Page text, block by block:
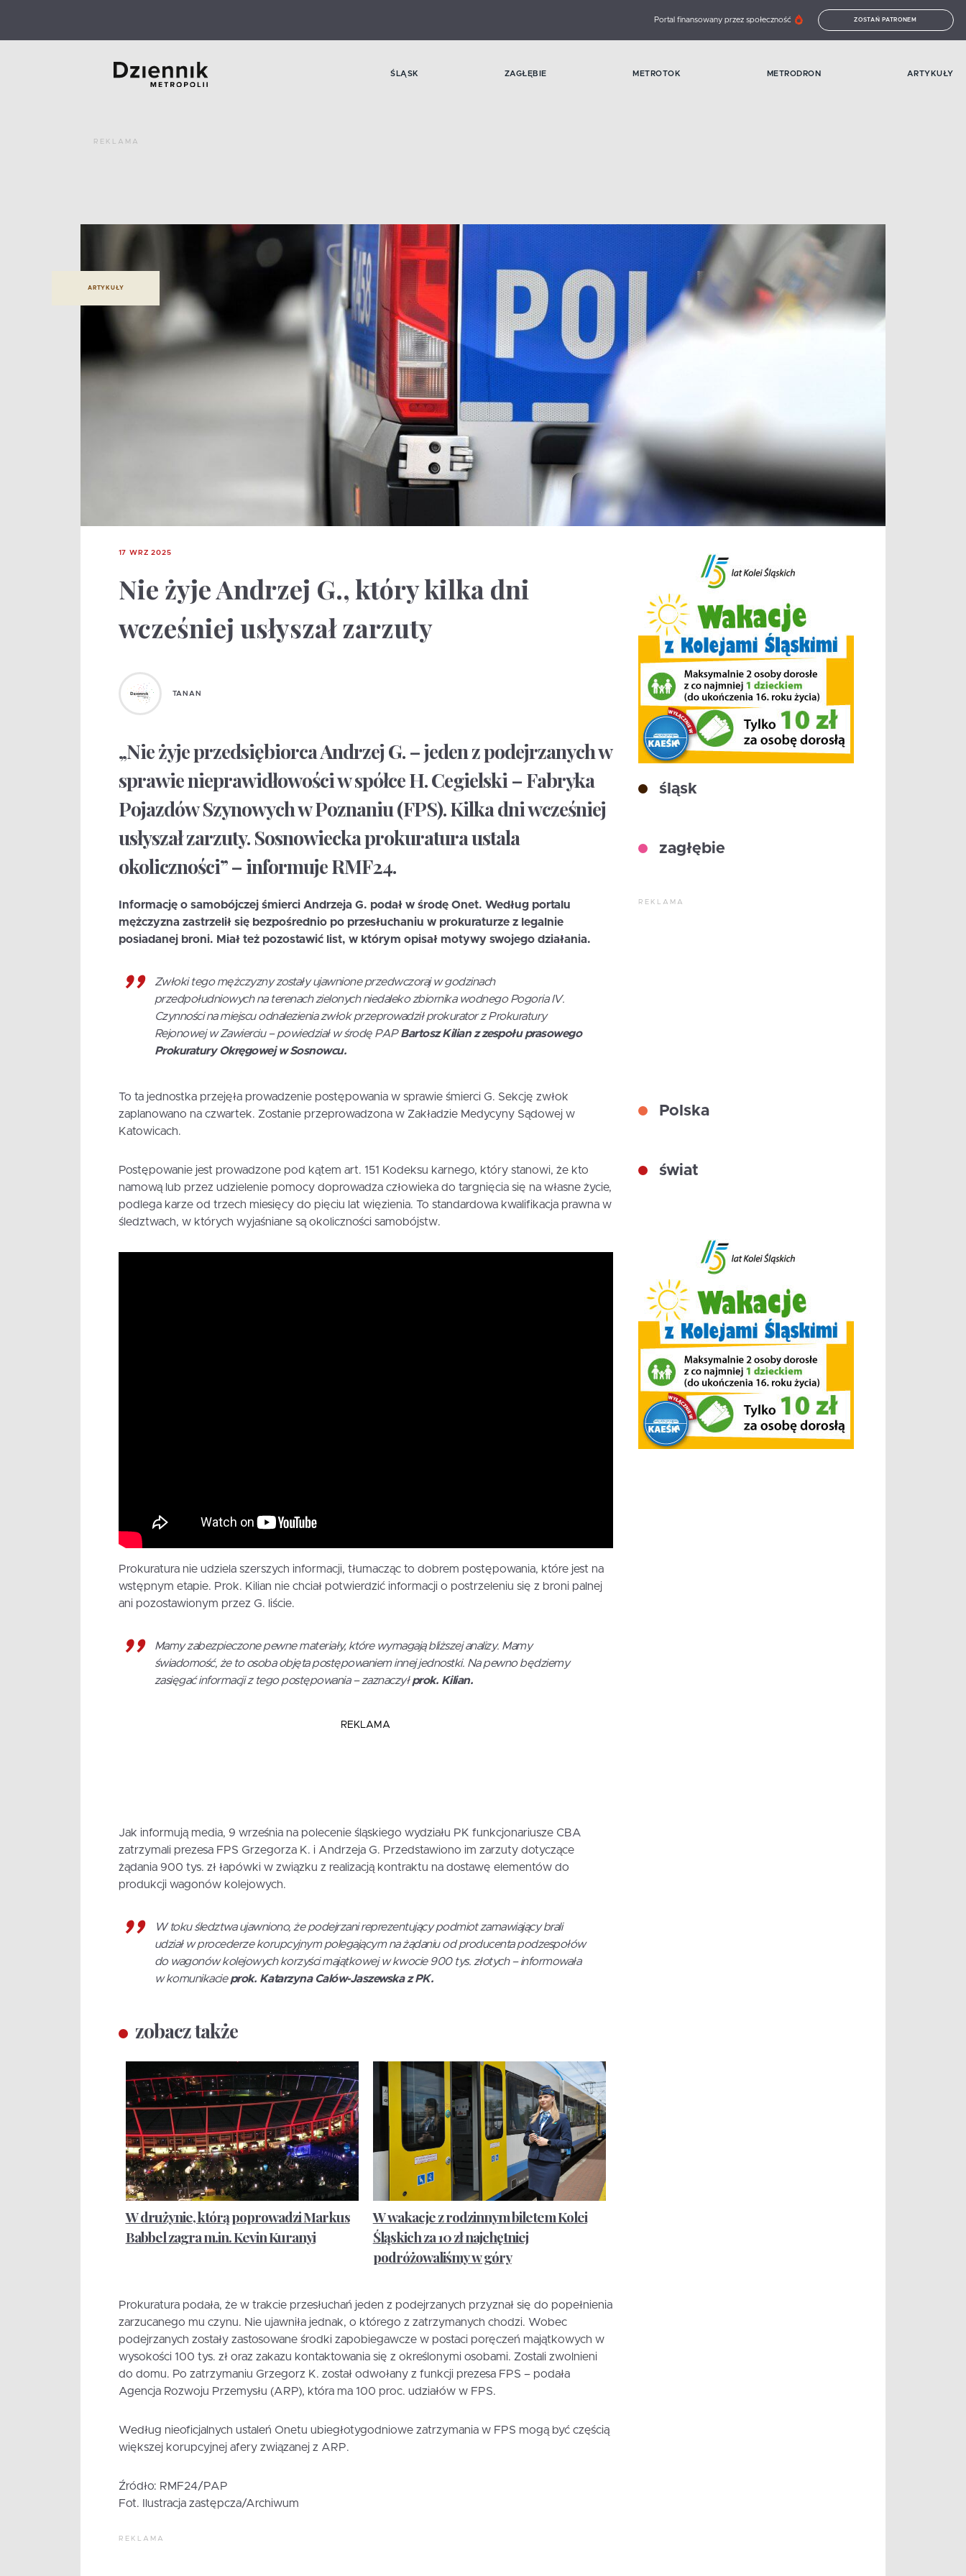
Portal finansowany przez społeczność ZOSTAŃ PATRONEM
ŚLĄSK ZAGŁĘBIE METROTOK METRODRON ARTYKUŁY
REKLAMA
ARTYKUŁY
17 WRZ 2025
Nie żyje Andrzej G., który kilka dni
wcześniej usłyszał zarzuty
TANAN
„Nie żyje przedsiębiorca Andrzej G. – jeden z podejrzanych w
sprawie nieprawidłowości w spółce H. Cegielski – Fabryka
Pojazdów Szynowych w Poznaniu (FPS). Kilka dni wcześniej
usłyszał zarzuty. Sosnowiecka prokuratura ustala
okoliczności” – informuje RMF24.
Informację o samobójczej śmierci Andrzeja G. podał w środę Onet. Według portalu
mężczyzna zastrzelił się bezpośrednio po przesłuchaniu w prokuraturze z legalnie
posiadanej broni. Miał też pozostawić list, w którym opisał motywy swojego działania.
Zwłoki tego mężczyzny zostały ujawnione przedwczoraj w godzinach
przedpołudniowych na terenach zielonych niedaleko zbiornika wodnego Pogoria IV.
Czynności na miejscu odnalezienia zwłok przeprowadził prokurator z Prokuratury
Rejonowej w Zawierciu – powiedział w środę PAPBartosz Kilian z zespołu prasowego
Prokuratury Okręgowej w Sosnowcu.
To ta jednostka przejęła prowadzenie postępowania w sprawie śmierci G. Sekcję zwłok
zaplanowano na czwartek. Zostanie przeprowadzona w Zakładzie Medycyny Sądowej w
Katowicach.
Postępowanie jest prowadzone pod kątem art. 151 Kodeksu karnego, który stanowi, że kto
namową lub przez udzielenie pomocy doprowadza człowieka do targnięcia się na własne życie,
podlega karze od trzech miesięcy do pięciu lat więzienia. To standardowa kwalifikacja prawna w
śledztwach, w których wyjaśniane są okoliczności samobójstw.
Prokuratura nie udziela szerszych informacji, tłumacząc to dobrem postępowania, które jest na
wstępnym etapie. Prok. Kilian nie chciał potwierdzić informacji o postrzeleniu się z broni palnej
ani pozostawionym przez G. liście.
Mamy zabezpieczone pewne materiały, które wymagają bliższej analizy. Mamy
świadomość, że to osoba objęta postępowaniem innej jednostki. Na pewno będziemy
zasięgać informacji z tego postępowania – zaznaczyłprok. Kilian.
REKLAMA
Jak informują media, 9 września na polecenie śląskiego wydziału PK funkcjonariusze CBA
zatrzymali prezesa FPS Grzegorza K. i Andrzeja G. Przedstawiono im zarzuty dotyczące
żądania 900 tys. zł łapówki w związku z realizacją kontraktu na dostawę elementów do
produkcji wagonów kolejowych.
W toku śledztwa ujawniono, że podejrzani reprezentujący podmiot zamawiający brali
udział w procederze korupcyjnym polegającym na żądaniu od producenta podzespołów
do wagonów kolejowych korzyści majątkowej w kwocie 900 tys. złotych – informowała
w komunikacieprok. Katarzyna Calów-Jaszewska z PK.
zobacz także
W drużynie, którą poprowadzi Markus
Babbel zagra m.in. Kevin Kuranyi
W wakacje z rodzinnym biletem Kolei
Śląskich za 10 zł najchętniej
podróżowaliśmy w góry
Prokuratura podała, że w trakcie przesłuchań jeden z podejrzanych przyznał się do popełnienia
zarzucanego mu czynu. Nie ujawniła jednak, o którego z zatrzymanych chodzi. Wobec
podejrzanych zostały zastosowane środki zapobiegawcze w postaci poręczeń majątkowych w
wysokości 100 tys. zł oraz zakazu kontaktowania się z określonymi osobami. Zostali zwolnieni
do domu. Po zatrzymaniu Grzegorz K. został odwołany z funkcji prezesa FPS – podała
Agencja Rozwoju Przemysłu (ARP), która ma 100 proc. udziałów w FPS.
Według nieoficjalnych ustaleń Onetu ubiegłotygodniowe zatrzymania w FPS mogą być częścią
większej korupcyjnej afery związanej z ARP.
Źródło: RMF24/PAP
Fot. Ilustracja zastępcza/Archiwum
REKLAMA
śląsk
zagłębie
REKLAMA
Polska
świat